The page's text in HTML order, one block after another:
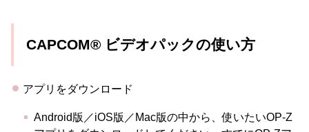
CAPCOM® ビデオパックの使い方
アプリをダウンロード
Android版／iOS版／Mac版の中から、使いたいOP-Z